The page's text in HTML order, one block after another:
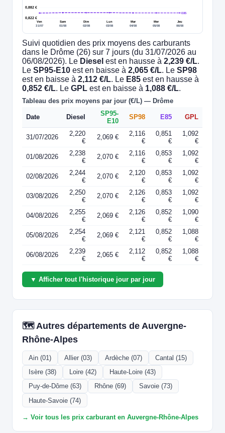
0,822 €
0,882 €
Ven
31/07
Sam
01/08
Dim
02/08
Lun
03/08
Mar
04/08
Mer
05/08
Jeu
06/08
E85
Suivi quotidien des prix moyens des carburants
dans le Drôme (26) sur 7 jours (du 31/07/2026 au
06/08/2026). Le Diesel est en hausse à2,239 €/L.
LeSP95-E10 est en baisse à2,065 €/L. LeSP98
est en baisse à2,112 €/L. Le E85 est en hausse à
0,852 €/L. LeGPL est en baisse à 1,088 €/L.
Tableau des prix moyens par jour (€/L) — Drôme
Date Diesel
SP95-
E10
SP98 E85 GPL
31/07/2026
2,220
€
2,069 €
2,116
€
0,851
€
1,092
€
01/08/2026
2,238
€
2,070 €
2,116
€
0,853
€
1,092
€
02/08/2026
2,244
€
2,070 €
2,120
€
0,853
€
1,092
€
03/08/2026
2,250
€
2,070 €
2,126
€
0,853
€
1,092
€
04/08/2026
2,255
€
2,069 €
2,126
€
0,852
€
1,090
€
05/08/2026
2,254
€
2,069 €
2,121
€
0,852
€
1,088
€
06/08/2026
2,239
€
2,065 €
2,112
€
0,852
€
1,088
€
▼ Afficher tout l'historique jour par jour
🗺️ Autres départements de Auvergne-
Rhône-Alpes
Ain (01) Allier (03) Ardèche (07)
Cantal (15)
Isère (38)
Loire (42)
Haute-Loire (43)
Puy-de-Dôme (63)
Rhône (69)
Savoie (73)
Haute-Savoie (74)
→ Voir tous les prix carburant en Auvergne-Rhône-Alpes